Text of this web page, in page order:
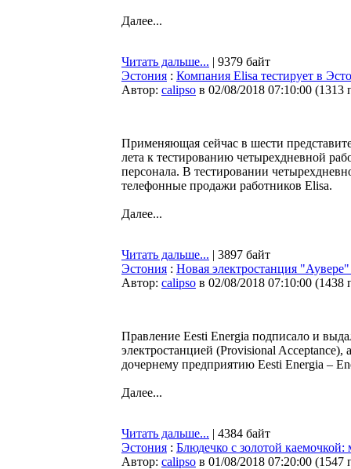
Далее...
Читать дальше... | 9379 байт
Эстония : Компания Elisa тестирует в
Автор: calipso в 02/08/2018 07:10:00 (1313
Применяющая сейчас в шести
лета к тестированию четырехдневной
персонала. В тестировании
телефонные продажи работников Elisa.
Далее...
Читать дальше... | 3897 байт
Эстония : Новая электростанция
Автор: calipso в 02/08/2018 07:10:00 (1438
Правление Eesti Energia подписало и
электростанцией (Provisional Acceptance),
дочернему предприятию Eesti Energia –
Далее...
Читать дальше... | 4384 байт
Эстония : Блюдечко с золотой
Автор: calipso в 01/08/2018 07:20:00 (1547